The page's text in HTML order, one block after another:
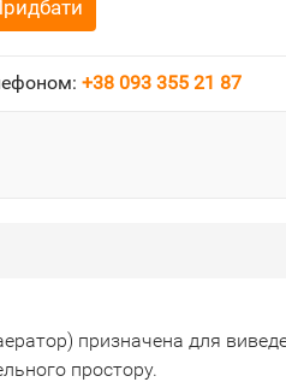
+38 093 355 21 87
призначена для
простору.